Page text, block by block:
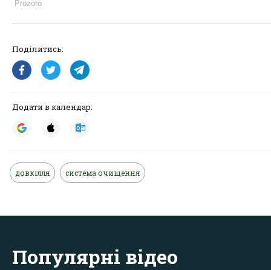
Поділитись:
Додати в календар:
довкілля система очищення
Популярні відео